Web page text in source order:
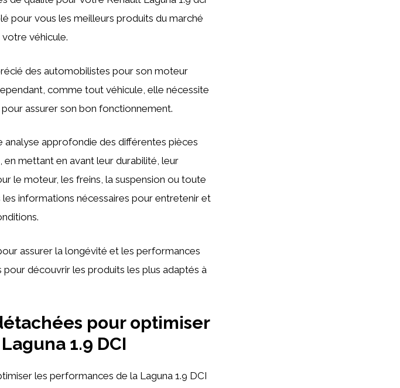
pour vous les meilleurs produits du marché
véhicule.
des automobilistes pour son moteur
comme tout véhicule, elle nécessite
assurer son bon fonctionnement.
approfondie des différentes pièces
en mettant en avant leur durabilité, leur
le moteur, les freins, la suspension ou toute
informations nécessaires pour entretenir et
assurer la longévité et les performances
découvrir les produits les plus adaptés à
pour optimiser
1.9 DCI
les performances de la Laguna 1.9 DCI